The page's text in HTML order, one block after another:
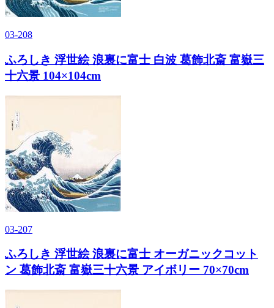
03-208
ふろしき 浮世絵 浪裏に富士 白波 葛飾北斎 富嶽三
十六景 104×104cm
03-207
ふろしき 浮世絵 浪裏に富士 オーガニックコット
ン 葛飾北斎 富嶽三十六景 アイボリー 70×70cm